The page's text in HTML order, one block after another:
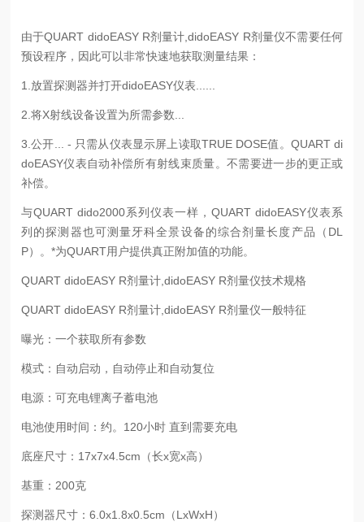
由于QUART didoEASY R剂量计,didoEASY R剂量仪不需要任何
预设程序，因此可以非常快速地获取测量结果：
1.放置探测器并打开didoEASY仪表......
2.将X射线设备设置为所需参数...
3.公开... - 只需从仪表显示屏上读取TRUE DOSE值。QUART di
doEASY仪表自动补偿所有射线束质量。不需要进一步的更正或
补偿。
与QUART dido2000系列仪表一样，QUART didoEASY仪表系
列的探测器也可测量牙科全景设备的综合剂量长度产品（DL
P）。*为QUART用户提供真正附加值的功能。
QUART didoEASY R剂量计,didoEASY R剂量仪技术规格
QUART didoEASY R剂量计,didoEASY R剂量仪一般特征
曝光：一个获取所有参数
模式：自动启动，自动停止和自动复位
电源：可充电锂离子蓄电池
电池使用时间：约。120小时 直到需要充电
底座尺寸：17x7x4.5cm（长x宽x高）
基重：200克
探测器尺寸：6.0x1.8x0.5cm（LxWxH）